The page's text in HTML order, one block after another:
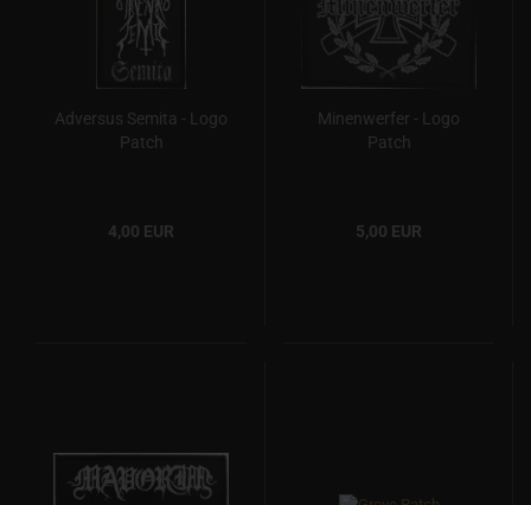
Adversus Semita - Logo
Patch
4,00 EUR
Minenwerfer - Logo
Patch
5,00 EUR